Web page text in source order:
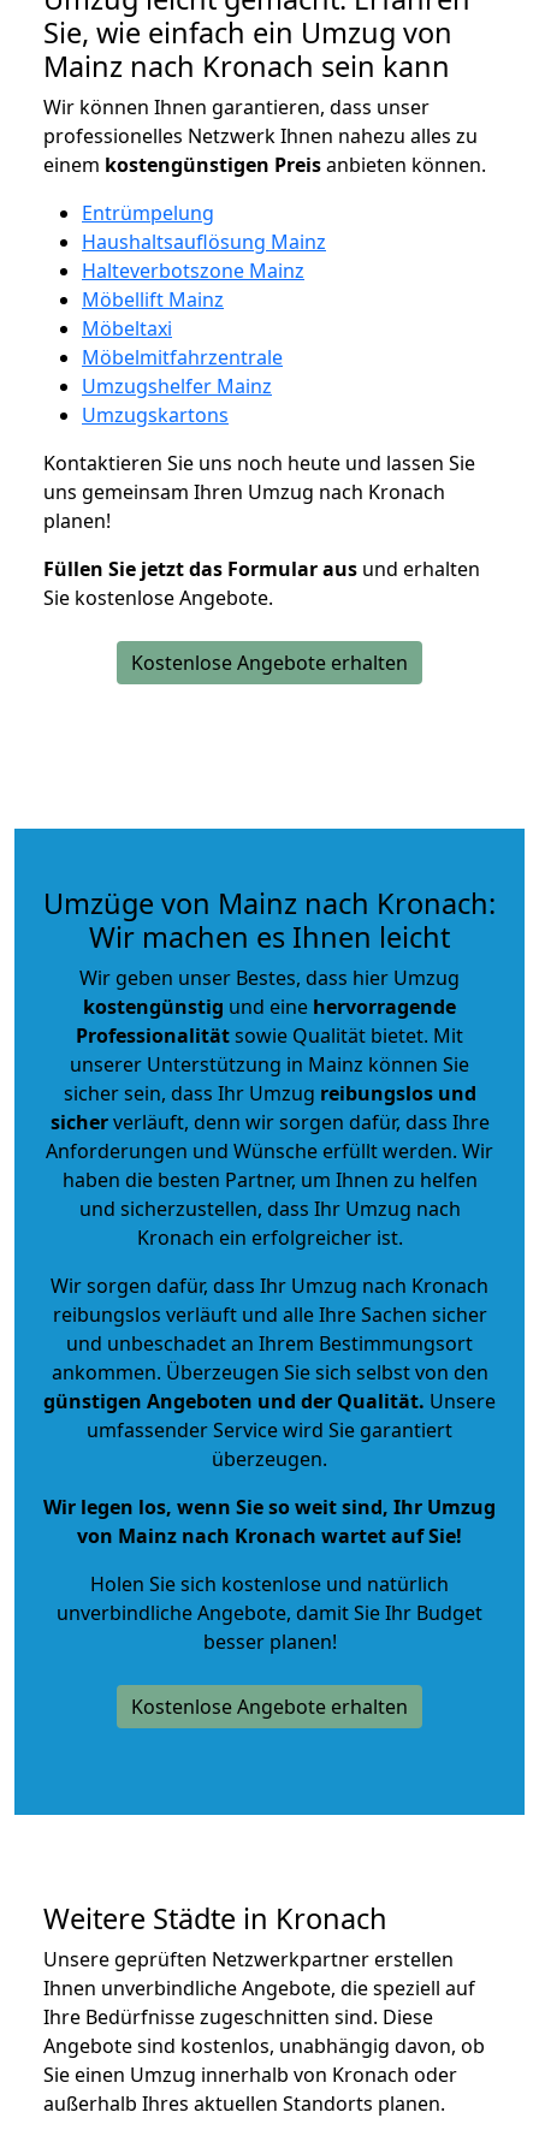
Sie, wie einfach ein Umzug von
Mainz nach Kronach sein kann
Wir können Ihnen garantieren, dass unser
professionelles Netzwerk Ihnen nahezu alles zu
einem kostengünstigen Preisanbieten können.
Entrümpelung
Haushaltsauflösung Mainz
Halteverbotszone Mainz
Möbellift Mainz
Möbeltaxi
Möbelmitfahrzentrale
Umzugshelfer Mainz
Umzugskartons
Kontaktieren Sie uns noch heute und lassen Sie
uns gemeinsam Ihren Umzug nach Kronach
planen!
Füllen Sie jetzt das Formular aus und erhalten
Sie kostenlose Angebote.
Kostenlose Angebote erhalten
Umzüge von Mainz nach Kronach:
Wir machen es Ihnen leicht
Wir geben unser Bestes, dass hier Umzug
kostengünstig und eine hervorragende
Professionalitätsowie Qualität bietet. Mit
unserer Unterstützung in Mainz können Sie
sicher sein, dass Ihr Umzug reibungslos und
sicherverläuft, denn wir sorgen dafür, dass Ihre
Anforderungen und Wünsche erfüllt werden. Wir
haben die besten Partner, um Ihnen zu helfen
und sicherzustellen, dass Ihr Umzug nach
Kronach ein erfolgreicher ist.
Wir sorgen dafür, dass Ihr Umzug nach Kronach
reibungslos verläuft und alle Ihre Sachen sicher
und unbeschadet an Ihrem Bestimmungsort
ankommen. Überzeugen Sie sich selbst von den
günstigen Angeboten und der Qualität. Unsere
umfassender Service wird Sie garantiert
überzeugen.
Wir legen los, wenn Sie so weit sind, Ihr Umzug
von Mainz nach Kronach wartet auf Sie!
Holen Sie sich kostenlose und natürlich
unverbindliche Angebote, damit Sie Ihr Budget
besser planen!
Kostenlose Angebote erhalten
Weitere Städte in Kronach
Unsere geprüften Netzwerkpartner erstellen
Ihnen unverbindliche Angebote, die speziell auf
Ihre Bedürfnisse zugeschnitten sind. Diese
Angebote sind kostenlos, unabhängig davon, ob
Sie einen Umzug innerhalb von Kronach oder
außerhalb Ihres aktuellen Standorts planen.